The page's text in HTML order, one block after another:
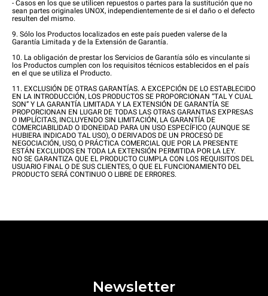
- Casos en los que se utilicen repuestos o partes para la sustitución que no
sean partes originales UNOX, independientemente de si el daño o el defecto
resulten del mismo.
9. Sólo los Productos localizados en este país pueden valerse de la
Garantía Limitada y de la Extensión de Garantía.
10. La obligación de prestar los Servicios de Garantía sólo es vinculante si
los Productos cumplen con los requisitos técnicos establecidos en el país
en el que se utiliza el Producto.
11. EXCLUSIÓN DE OTRAS GARANTÍAS. A EXCEPCIÓN DE LO ESTABLECIDO
EN LA INTRODUCCIÓN, LOS PRODUCTOS SE PROPORCIONAN “TAL Y CUAL
SON” Y LA GARANTÍA LIMITADA Y LA EXTENSIÓN DE GARANTÍA SE
PROPORCIONAN EN LUGAR DE TODAS LAS OTRAS GARANTIAS EXPRESAS
O IMPLÍCITAS, INCLUYENDO SIN LIMITACIÓN, LA GARANTÍA DE
COMERCIABILIDAD O IDONEIDAD PARA UN USO ESPECÍFICO (AUNQUE SE
HUBIERA INDICADO TAL USO), O DERIVADOS DE UN PROCESO DE
NEGOCIACIÓN, USO, O PRÁCTICA COMERCIAL QUE POR LA PRESENTE
ESTÁN EXCLUIDOS EN TODA LA EXTENSIÓN PERMITIDA POR LA LEY.
NO SE GARANTIZA QUE EL PRODUCTO CUMPLA CON LOS REQUISITOS DEL
USUARIO FINAL O DE SUS CLIENTES, O QUE EL FUNCIONAMIENTO DEL
PRODUCTO SERÁ CONTINUO O LIBRE DE ERRORES.
Newsletter